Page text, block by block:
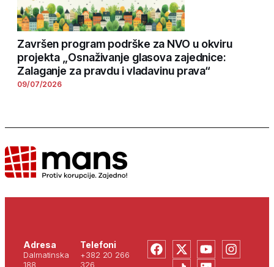
Završen program podrške za NVO u okviru
projekta „Osnaživanje glasova zajednice:
Zalaganje za pravdu i vladavinu prava“
09/07/2026
Adresa
Dalmatinska
188
Telefoni
+382 20 266
326